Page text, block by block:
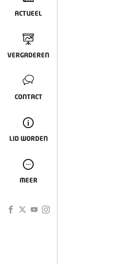
ACTUEEL
VERGADEREN
CONTACT
LID WORDEN
MEER